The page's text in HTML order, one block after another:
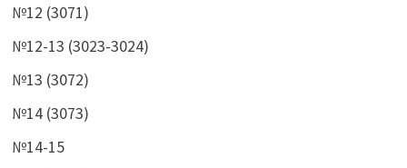
№12 (3071)
№12-13 (3023-3024)
№13 (3072)
№14 (3073)
№14-15